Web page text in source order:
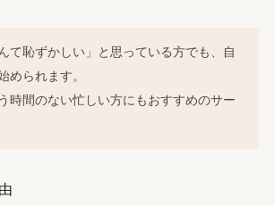
て恥ずかしい」と思っている方でも、自
められます。
時間のない忙しい方にもおすすめのサー